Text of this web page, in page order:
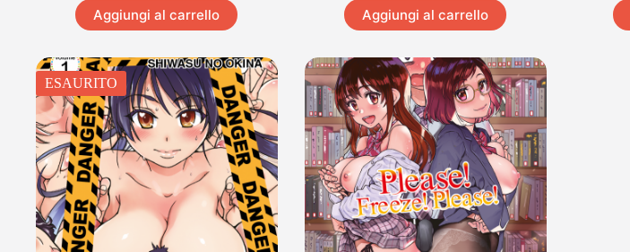
Aggiungi al carrello Aggiungi al carrello
ESAURITO